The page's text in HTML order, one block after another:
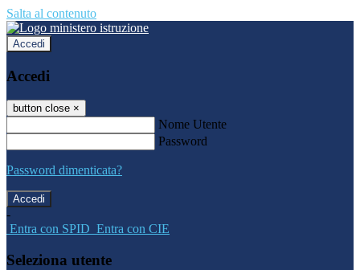
Salta al contenuto
Accedi
Accedi
button close ×
Nome Utente
Password
Password dimenticata?
-
Entra con SPID Entra con CIE
Seleziona utente